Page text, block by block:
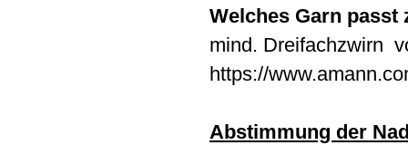
Welches Garn passt
mind. Dreifachzwirn
https://
Abstimmung der